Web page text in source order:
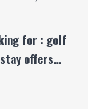
for : golf
offers…